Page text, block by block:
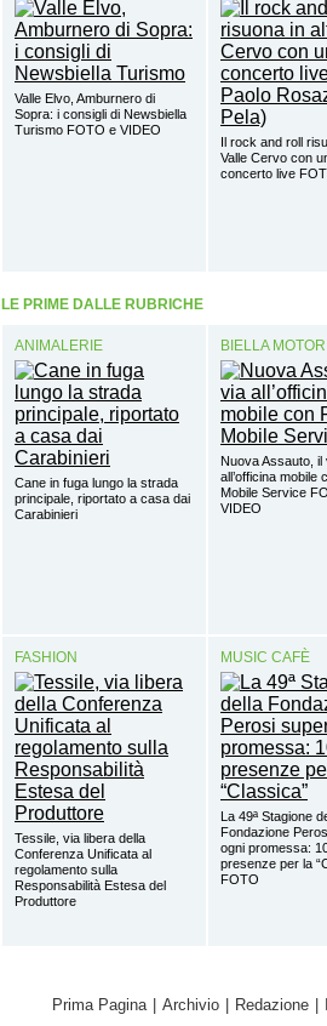
Valle Elvo, Amburnero di
Sopra: i consigli di Newsbiella
Turismo FOTO e VIDEO
Il rock and roll
Valle Cervo con
concerto live
LE PRIME DALLE RUBRICHE
ANIMALERIE
Cane in fuga lungo la strada
principale, riportato a casa dai
Carabinieri
BIELLA
Nuova Assauto, il
all’officina mobile
Mobile Service
VIDEO
FASHION
Tessile, via libera della
Conferenza Unificata al
regolamento sulla
Responsabilità Estesa del
Produttore
MUSIC CAFÈ
La 49ª Stagione
Fondazione
ogni promessa:
presenze per la
FOTO
Prima Pagina | Archivio | Redazione |